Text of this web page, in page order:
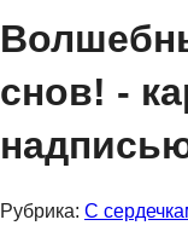
снов! -
Рубрика: С